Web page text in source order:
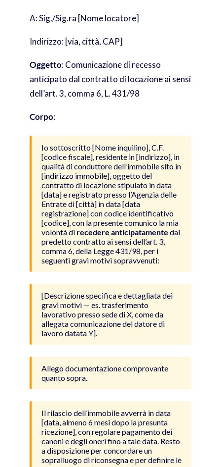
A: Sig./Sig.ra [Nome locatore]
Indirizzo: [via, città, CAP]
Oggetto: Comunicazione di recesso
anticipato dal contratto di locazione ai sensi
dell’art. 3, comma 6, L. 431/98
Corpo:
Io sottoscritto [Nome inquilino], C.F.
[codice fiscale], residente in [indirizzo], in
qualità di conduttore dell’immobile sito in
[indirizzo immobile], oggetto del
contratto di locazione stipulato in data
[data] e registrato presso l’Agenzia delle
Entrate di [città] in data [data
registrazione] con codice identificativo
[codice], con la presente comunico la mia
volontà di recedere anticipatamente dal
predetto contratto ai sensi dell’art. 3,
comma 6, della Legge 431/98, per i
seguenti gravi motivi sopravvenuti:
[Descrizione specifica e dettagliata dei
gravi motivi — es. trasferimento
lavorativo presso sede di X, come da
allegata comunicazione del datore di
lavoro datata Y].
Allego documentazione comprovante
quanto sopra.
Il rilascio dell’immobile avverrà in data
[data, almeno 6 mesi dopo la presunta
ricezione], con regolare pagamento dei
canoni e degli oneri fino a tale data. Resto
a disposizione per concordare un
sopralluogo di riconsegna e per definire le